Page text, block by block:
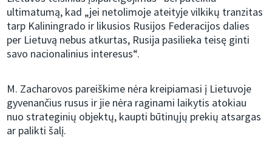
ultimatumą, kad „jei netolimoje ateityje vilkikų tranzitas
tarp Kaliningrado ir likusios Rusijos Federacijos dalies
per Lietuvą nebus atkurtas, Rusija pasilieka teisę ginti
savo nacionalinius interesus“.
M. Zacharovos pareiškime nėra kreipiamasi į Lietuvoje
gyvenančius rusus ir jie nėra raginami laikytis atokiau
nuo strateginių objektų, kaupti būtinųjų prekių atsargas
ar palikti šalį.